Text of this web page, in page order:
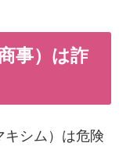
事）は詐
キシム）は危険